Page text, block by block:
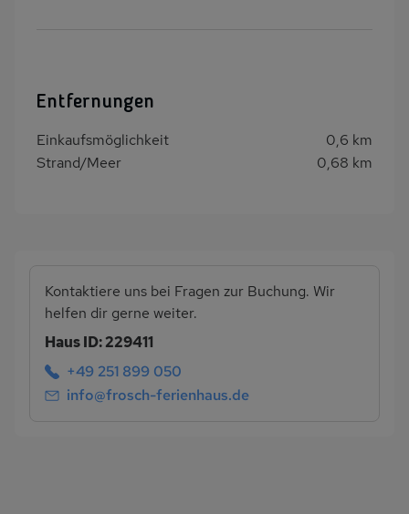
Entfernungen
Einkaufsmöglichkeit
0,6 km
Strand/Meer
0,68 km
Kontaktiere uns bei Fragen zur Buchung. Wir
helfen dir gerne weiter.
Haus ID: 229411
+49 251 899 050
info@frosch-ferienhaus.de